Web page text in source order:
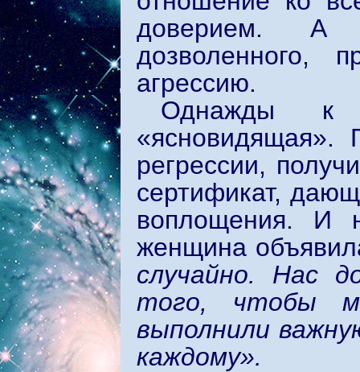
доверием. А
дозволенного,
агрессию.
Однажды к
регрессии,
сертификат,
воплощения. И
женщина
случайно. Нас
того, чтобы
выполнили
каждому».